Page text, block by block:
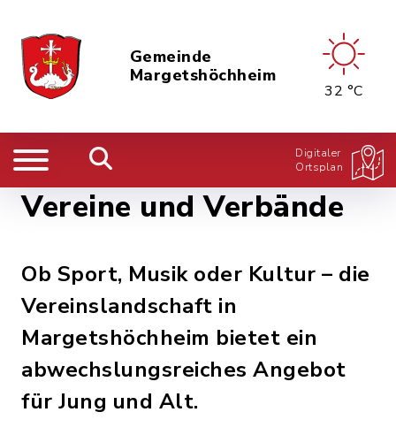
Gemeinde
Margetshöchheim
32 °C
Digitaler
Ortsplan
Vereine und Verbände
Ob Sport, Musik oder Kultur – die
Vereinslandschaft in
Margetshöchheim bietet ein
abwechslungsreiches Angebot
für Jung und Alt.